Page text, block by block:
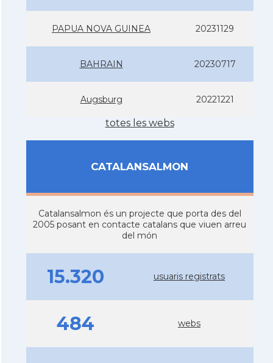
PAPUA NOVA GUINEA 20231129
BAHRAIN 20230717
Augsburg 20221221
totes les webs
CATALANSALMON
Catalansalmon és un projecte que porta des del
2005 posant en contacte catalans que viuen arreu
del món
15.320 usuaris registrats
484 webs